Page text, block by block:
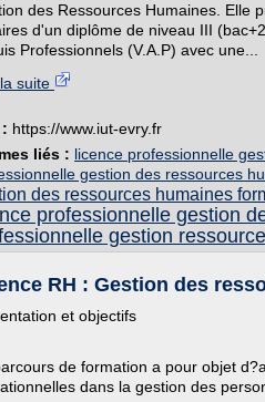
des Ressources Humaines. Elle
d'un diplôme de niveau III
Professionnels (V.A.P) avec une...
suite
https://www.iut-evry.fr
liés : licence professionnelle
gestion des ressources
des ressources humaines
professionnelle gestion
gestion
RH : Gestion des
et objectifs
de formation a pour objet
dans la gestion des